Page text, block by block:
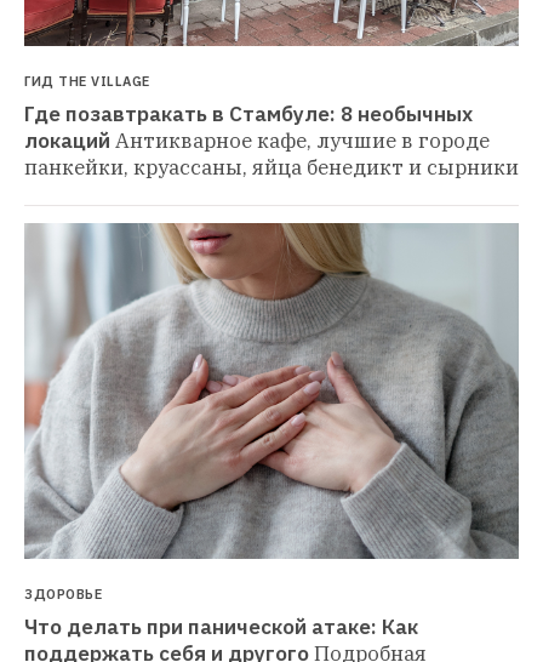
ГИД THE VILLAGE
Где позавтракать в Стамбуле: 8 необычных
локаций Антикварное кафе, лучшие в городе
панкейки, круассаны, яйца бенедикт и сырники
ЗДОРОВЬЕ
Что делать при панической атаке: Как
поддержать себя и другогоПодробная